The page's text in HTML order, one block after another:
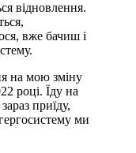
відновлення.
вже бачиш і
на мою зміну
році. Їду на
приїду,
ми